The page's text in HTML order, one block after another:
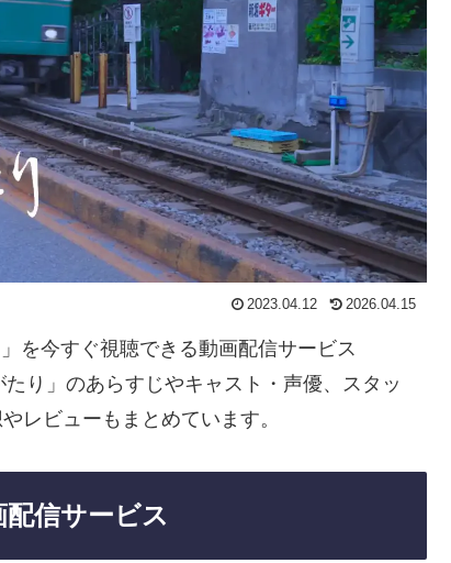
2023.04.12 2026.04.15
を今すぐ視聴できる動画配信サービス
り」のあらすじやキャスト・声優、スタッ
レビューもまとめています。
信サービス